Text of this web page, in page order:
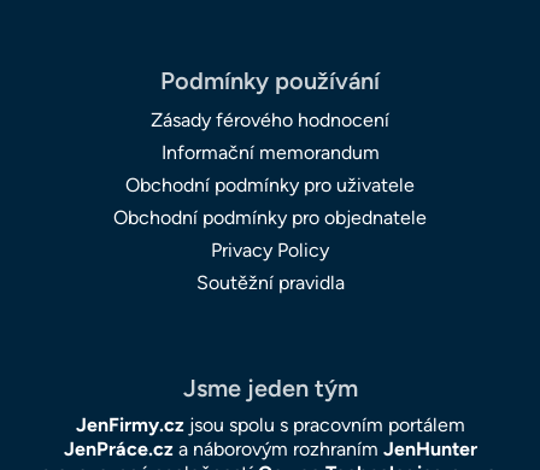
Podmínky používání
Zásady férového hodnocení
Informační memorandum
Obchodní podmínky pro uživatele
Obchodní podmínky pro objednatele
Privacy Policy
Soutěžní pravidla
Jsme jeden tým
JenFirmy.czjsou spolu s pracovním portálem
JenPráce.cza náborovým rozhraním JenHunter